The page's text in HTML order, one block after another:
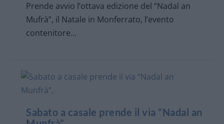
Prende avvio l’ottava edizione del “Nadal an
Mufrà”, il Natale in Monferrato, l’evento
contenitore...
Sabato a casale prende il via “Nadal an